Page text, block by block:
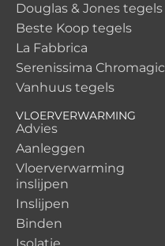
Douglas & Jones tegels
Beste Koop tegels
La Fabbrica
Serenissima Chromagic
Vanhuus tegels
VLOERVERWARMING
Advies
Aanleggen
Vloerverwarming
inslijpen
Inslijpen
Binden